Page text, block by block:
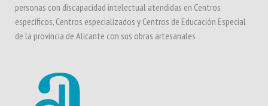
personas con discapacidad intelectual atendidas en Centros
específicos, Centros especializados y Centros de Educación Especial
de la provincia de Alicante con sus obras artesanales